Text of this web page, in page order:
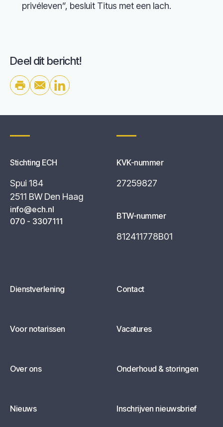
privéleven”, besluit Titus met een lach.
Deel dit bericht!
Stichting ECH
Spui 184
2511 BW Den Haag
info@ech.nl
070 - 3307111
KVK-nummer
27259827
BTW-nummer
812411778B01
Dienstverlening
Voor notarissen
Over ons
Nieuws
Contact
Vacatures
Onderhoud & storingen
Inschrijven nieuwsbrief